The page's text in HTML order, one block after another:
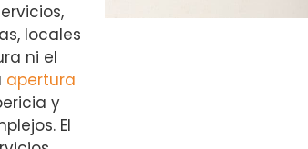
locales
ni el
apertura
y
El